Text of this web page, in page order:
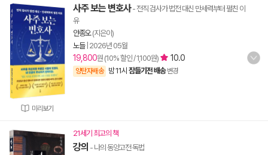
미리보기
사주 보는 변호사- 전직 검사가 법전 대신 만세력부터 펼친 이
유
안종오(지은이)
노들| 2026년 05월
19,800원 (10% 할인 / 1,100원) 10.0
양탄자배송 밤 11시 잠들기전 배송 변경
21세기 최고의 책
강의 - 나의 동양고전 독법